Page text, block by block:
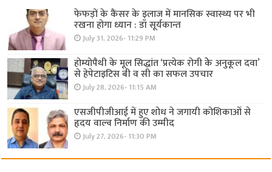
फेफड़ों के कैंसर के इलाज में मानसिक स्वास्थ्य पर भी
रखना होगा ध्यान : डॉ सूर्यकान्त
July 31, 2026- 11:29 PM
होम्योपैथी के मूल सिद्धांत ‘प्रत्येक रोगी केे अनुकूल दवा’
से हेपेटाइटिस बी व सी का सफल उपचार
July 28, 2026- 11:15 AM
एसजीपीजीआई में हुए शोध ने जगायी कोशिकाओं से
हृदय वाल्व निर्माण की उम्मीद
July 27, 2026- 11:30 PM